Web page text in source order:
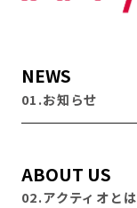
NEWS
01.お知らせ
ABOUT US
02.アクティオとは